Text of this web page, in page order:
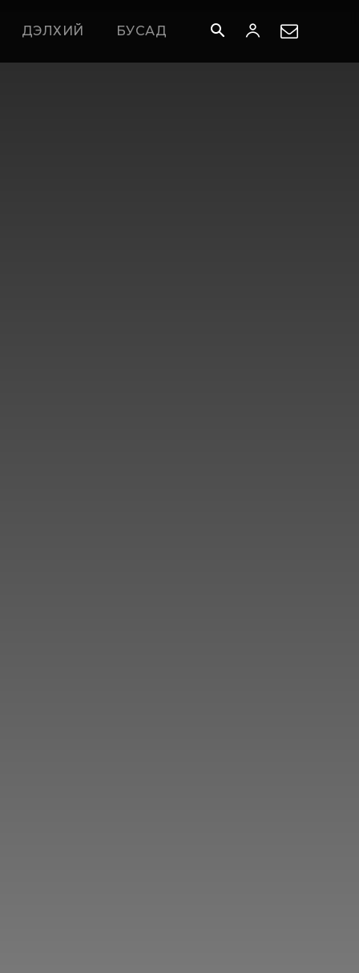
ДЭЛХИЙ БУСАД